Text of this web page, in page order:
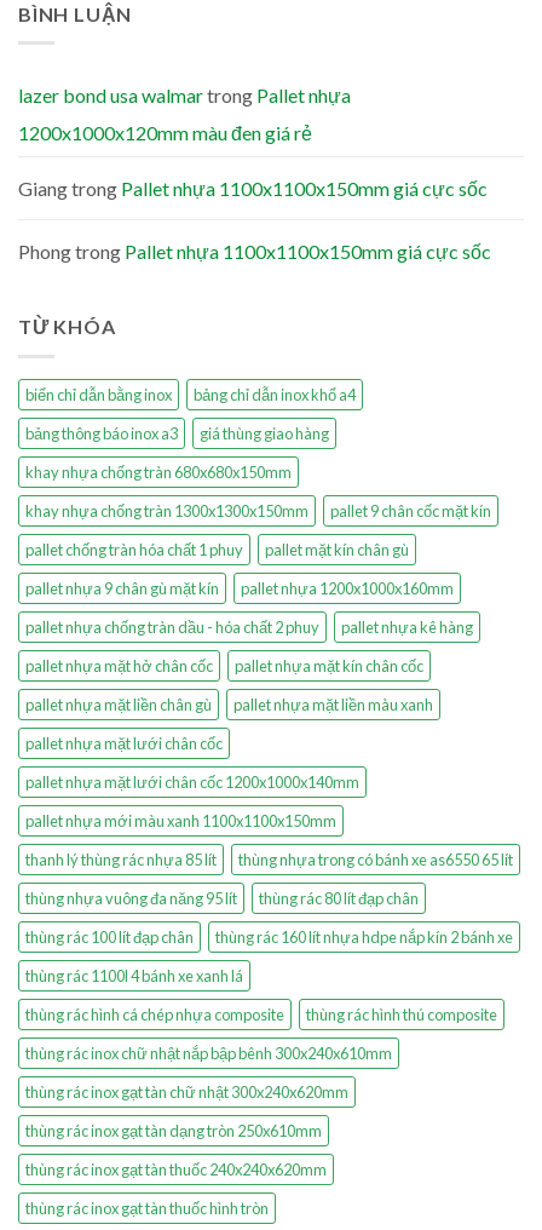
BÌNH LUẬN
lazer bond usa walmartrong Pallet nhựa
1200x1000x120mm màu đen giá rẻ
Giangtrong Pallet nhựa 1100x1100x150mm giá cực sốc
Phongtrong Pallet nhựa 1100x1100x150mm giá cực sốc
TỪ KHÓA
biển chỉ dẫn bằng inox
bảng chỉ dẫn inox khổ a4
bảng thông báo inox a3
giá thùng giao hàng
khay nhựa chống tràn 680x680x150mm
khay nhựa chống tràn 1300x1300x150mm
pallet 9 chân cốc mặt kín
pallet chống tràn hóa chất 1 phuy
pallet mặt kín chân gù
pallet nhựa 9 chân gù mặt kín
pallet nhựa 1200x1000x160mm
pallet nhựa chống tràn dầu - hóa chất 2 phuy
pallet nhựa kê hàng
pallet nhựa mặt hở chân cốc
pallet nhựa mặt kín chân cốc
pallet nhựa mặt liền chân gù
pallet nhựa mặt liền màu xanh
pallet nhựa mặt lưới chân cốc
pallet nhựa mặt lưới chân cốc 1200x1000x140mm
pallet nhựa mới màu xanh 1100x1100x150mm
thanh lý thùng rác nhựa 85 lít
thùng nhựa trong có bánh xe as6550 65 lít
thùng nhựa vuông đa năng 95 lít
thùng rác 80 lít đạp chân
thùng rác 100 lít đạp chân
thùng rác 160 lít nhựa hdpe nắp kín 2 bánh xe
thùng rác 1100l 4 bánh xe xanh lá
thùng rác hình cá chép nhựa composite
thùng rác hình thú composite
thùng rác inox chữ nhật nắp bập bênh 300x240x610mm
thùng rác inox gạt tàn chữ nhật 300x240x620mm
thùng rác inox gạt tàn dạng tròn 250x610mm
thùng rác inox gạt tàn thuốc 240x240x620mm
thùng rác inox gạt tàn thuốc hình tròn